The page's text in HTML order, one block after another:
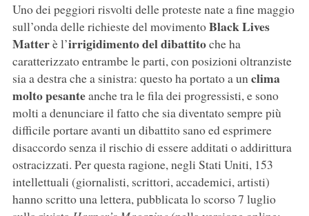
Uno dei peggiori risvolti delle proteste nate a fine maggio
sull’onda delle richieste del movimentoBlack Lives
Matterè l’irrigidimento del dibattitoche ha
caratterizzato entrambe le parti, con posizioni oltranziste
sia a destra che a sinistra: questo ha portato a unclima
molto pesanteanche tra le fila dei progressisti, e sono
molti a denunciare il fatto che sia diventato sempre più
difficile portare avanti un dibattito sano ed esprimere
disaccordo senza il rischio di essere additati o addirittura
ostracizzati. Per questa ragione, negli Stati Uniti, 153
intellettuali (giornalisti, scrittori, accademici, artisti)
hanno scritto una lettera, pubblicata lo scorso 7 luglio